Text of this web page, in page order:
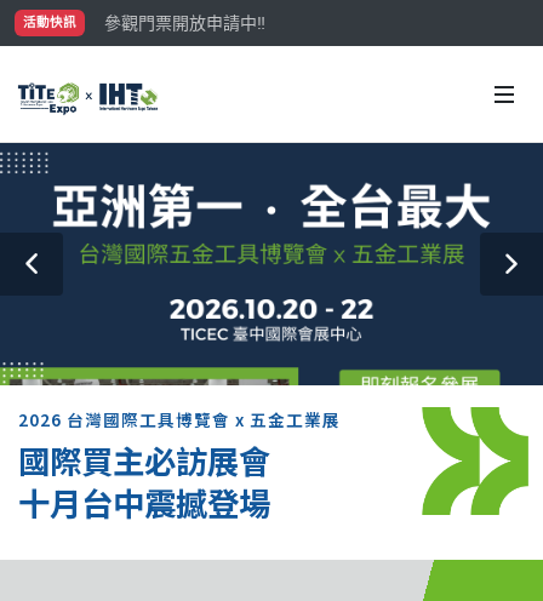
活動快訊
參觀門票開放申請中‼️
最大規模台灣五金展TiTE x IHT，2026/10/20-22與您在臺
2026 台灣國際工具博覽會 x 五金工業展
國際買主必訪展會
十月台中震撼登場